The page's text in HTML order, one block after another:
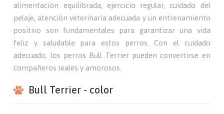
alimentación equilibrada, ejercicio regular, cuidado del
pelaje, atención veterinaria adecuada y un entrenamiento
positivo son fundamentales para garantizar una vida
feliz y saludable para estos perros. Con el cuidado
adecuado, los perros Bull Terrier pueden convertirse en
compañeros leales y amorosos.
Bull Terrier - color